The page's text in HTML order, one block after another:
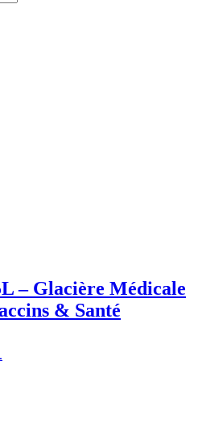
– Glacière Médicale
& Santé